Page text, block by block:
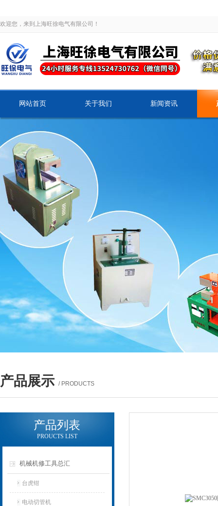
欢迎您，来到上海旺徐电气有限公司！
网站首页 关于我们 新闻资讯
产品展示 / PRODUCTS
产品列表
PROUCTS LIST
机械机修工具总汇
台虎钳
电动切管机